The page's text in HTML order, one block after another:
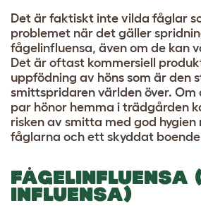
Det är faktiskt inte vilda fåglar
problemet när det gäller
fågelinfluensa, även om de kan
Det är oftast kommersiell
uppfödning av höns som är den
smittspridaren världen över.
par hönor hemma i trädgården
risken av smitta med god
fåglarna och ett skyddat
INFLUENSA)